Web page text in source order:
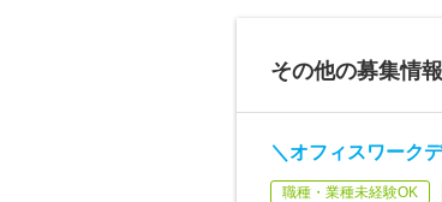
その他の募集情報
＼オフィスワーク
職種・業種未経験OK